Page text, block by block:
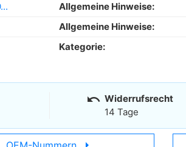
Allgemeine Hinweise:
Allgemeine Hinweise:
Kategorie:
undo Widerrufsrecht
14 Tage